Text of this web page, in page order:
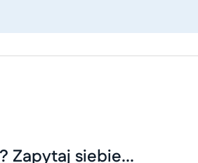
Zapytaj siebie...